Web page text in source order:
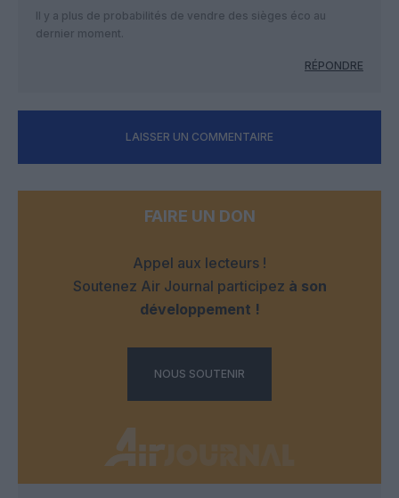
Il y a plus de probabilités de vendre des sièges éco au
dernier moment.
RÉPONDRE
LAISSER UN COMMENTAIRE
FAIRE UN DON
Appel aux lecteurs !
Soutenez Air Journal participez à son
développement !
NOUS SOUTENIR